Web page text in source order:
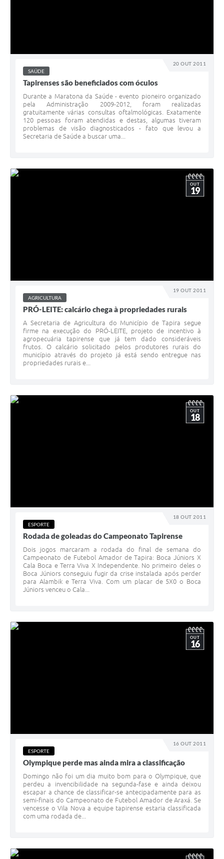
20 OUT 2011
SAÚDE
Tapirenses são beneficiados com óculos
Durante a Maratona da Saúde - evento pioneiro organizado
pela Administração 2009-2012, foram realizadas
gratuitamente várias consultas oftalmológicas. Exatamente
120 pessoas foram atendidas e destas, algumas tiveram
problemas de visão diagnosticados - fato que levou a
Secretaria de Saúde a buscar uma...
19 OUT 2011
OUT
19
AGRICULTURA
PRÓ-LEITE: calcário chega à propriedades rurais
A Secretaria de Agricultura do Município de Tapira segue
firme na execução do PRÓ-LEITE, projeto de incentivo à
agropecuária tapirense que já tem dado consideráveis
frutos. O calcário solicitado pelos produtores rurais do
município através do projeto já está sendo entregue nas
propriedades rurais e...
18 OUT 2011
OUT
18
ESPORTE
Rodada de goleadas do Campeonato Tapirense
Dois jogos marcaram a rodada do final de semana do
Campeonato de Futebol Amador de Tapira: Boca Júniors X
Cala Boca e Terra Viva X Independente. No primeiro deles o
Boca Júniors conseguiu fugir da crise instalada após perder
para Alambik e Terra Viva. Com um placar de 5X0 o Boca
Júniors venceu o Cala...
16 OUT 2011
OUT
16
ESPORTE
Olympique perde mas ainda mira a classificação
Domingo não foi um dia muito bom para o Olympique, que
perdeu a invencibilidade na segunda-fase e ainda deixou
escapar a chance de classificar-se antecipadamente para as
semi-finais do Campeonato de Futebol Amador de Araxá. Se
vencesse o Vila Nova a equipe tapirense estaria classificada
com uma rodada de...